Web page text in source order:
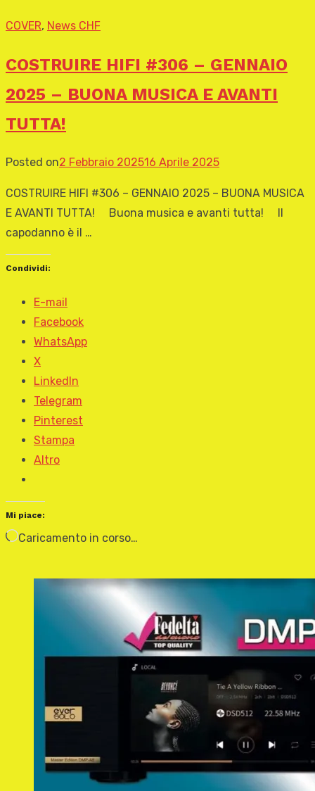
COVER, News CHF
COSTRUIRE HIFI #306 – GENNAIO
2025 – BUONA MUSICA E AVANTI
TUTTA!
Posted on2 Febbraio 202516 Aprile 2025
COSTRUIRE HIFI #306 – GENNAIO 2025 – BUONA MUSICA
E AVANTI TUTTA! Buona musica e avanti tutta! Il
capodanno è il …
Condividi:
E-mail
Facebook
WhatsApp
X
LinkedIn
Telegram
Pinterest
Stampa
Altro
Mi piace:
Caricamento in corso…